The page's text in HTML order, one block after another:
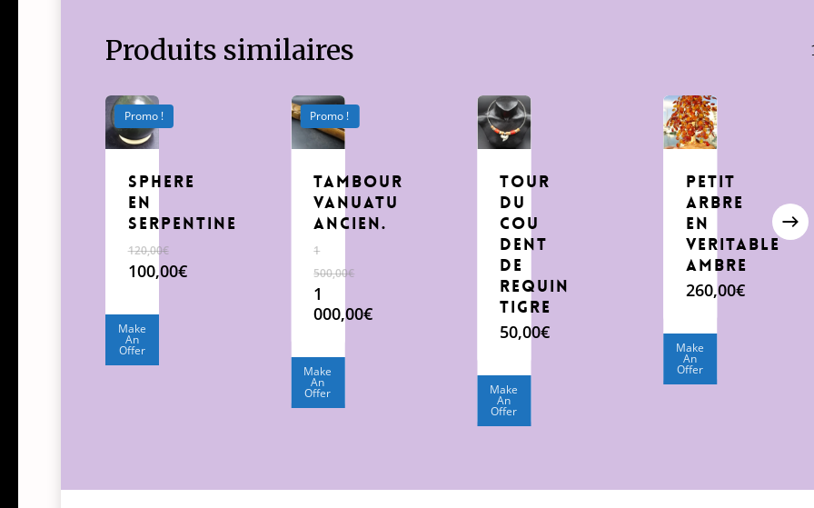
Produits similaires
Promo !
sphere
en
serpentine
120,00€
Le
initial
était :
120,00€.
100,00€
prix
actuel
est :
100,00€.
Make
An
Offer
Promo !
Tambour
Vanuatu
Ancien.
1
500,00€
Le
prix
était :
1
500,00€.
1
000,00€
prix
actuel
est :
1
Make
An
Offer
tour
du
cou
dent
de
requin
tigre
50,00€
Make
An
Offer
Petit
arbre
en
veritable
Ambre
260,00€
Make
An
Offer